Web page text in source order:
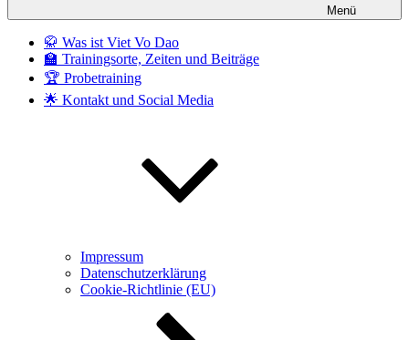
Menü
🥋 Was ist Viet Vo Dao
🏫 Trainingsorte, Zeiten und Beiträge
🏆 Probetraining
🌟 Kontakt und Social Media
Impressum
Datenschutzerklärung
Cookie-Richtlinie (EU)